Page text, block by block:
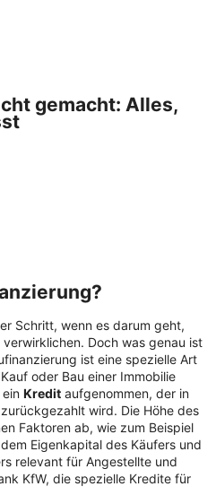
gemacht: Alles,
?
Schritt, wenn es darum geht,
verwirklichen. Doch was genau ist
ist eine spezielle Art
oder Bau einer Immobilie
Kredit aufgenommen, der in
wird. Die Höhe des
Faktoren ab, wie zum Beispiel
Eigenkapital des Käufers und
relevant für Angestellte und
KfW, die spezielle Kredite für